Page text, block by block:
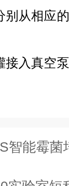
从相应
入真空
能霉菌培养